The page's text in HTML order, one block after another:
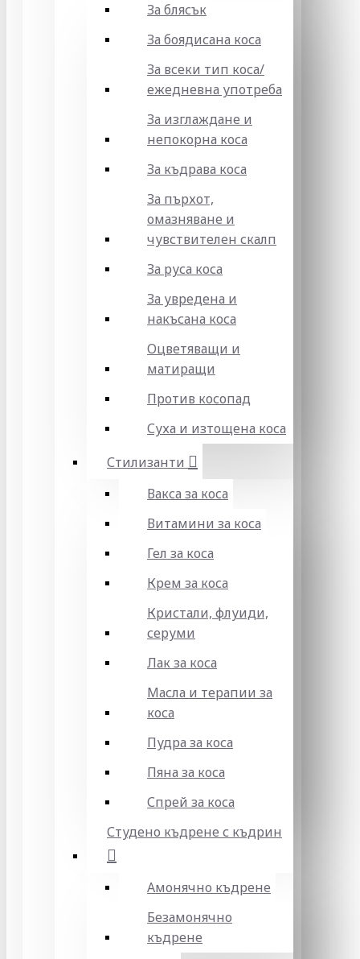
За блясък
За боядисана коса
За всеки тип коса/
ежедневна употреба
За изглаждане и
непокорна коса
За къдрава коса
За пърхот,
омазняване и
чувствителен скалп
За руса коса
За увредена и
накъсана коса
Оцветяващи и
матиращи
Против косопад
Суха и изтощена коса
Стилизанти
Вакса за коса
Витамини за коса
Гел за коса
Крем за коса
Кристали, флуиди,
серуми
Лак за коса
Масла и терапии за
коса
Пудра за коса
Пяна за коса
Спрей за коса
Студено къдрене с къдрин
Амонячно къдрене
Безамонячно
къдрене